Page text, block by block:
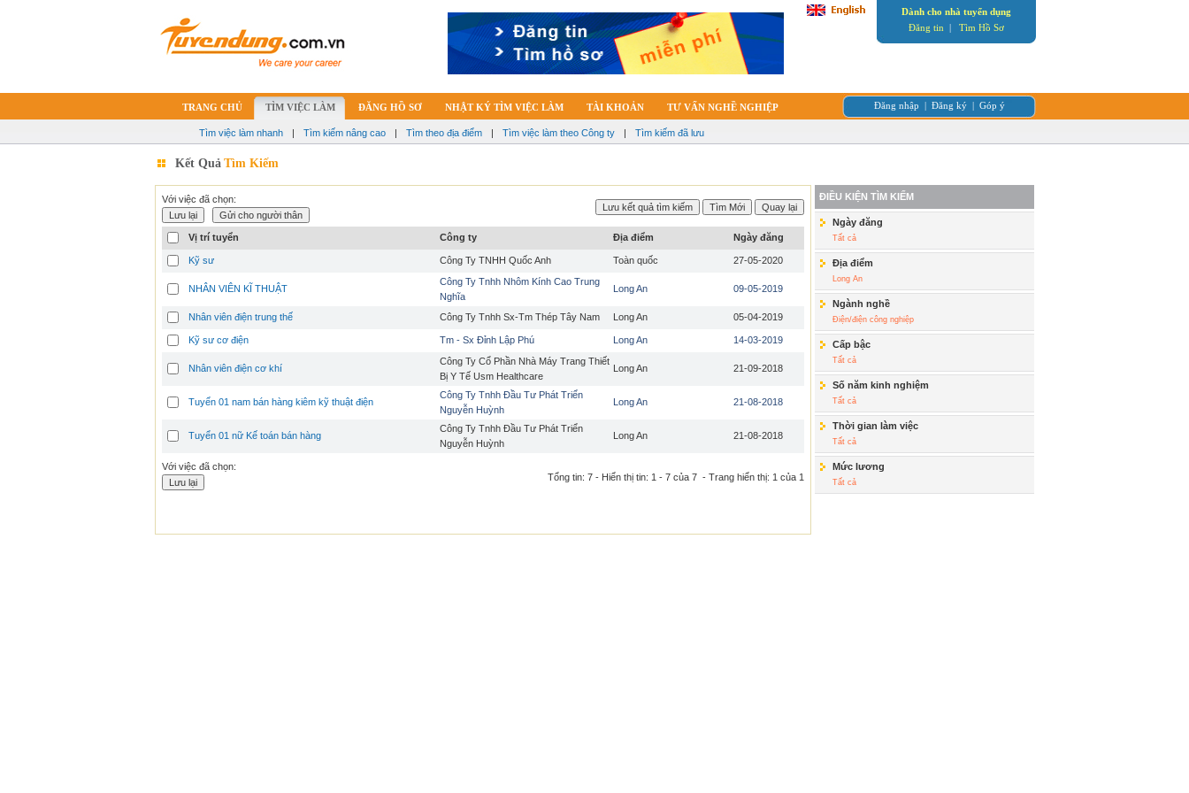
Dành cho nhà tuyển dụng
Đăng tin | Tìm Hồ Sơ
TRANG CHỦ TÌM VIỆC LÀM ĐĂNG HỒ SƠ NHẬT KÝ TÌM VIỆC LÀM TÀI KHOẢN TƯ VẤN NGHỀ NGHIỆP Đăng nhập | Đăng ký | Góp ý
Tìm việc làm nhanh | Tìm kiếm nâng cao | Tìm theo địa điểm | Tìm việc làm theo Công ty | Tìm kiếm đã lưu
Kết Quả Tìm Kiếm
Với việc đã chọn:
Vị trí tuyển Công ty Địa điểm Ngày đăng
Kỹ sư Công Ty TNHH Quốc Anh Toàn quốc 27-05-2020
NHÂN VIÊN KĨ THUẬT
Công Ty Tnhh Nhôm Kính Cao Trung
Nghĩa
Long An 09-05-2019
Nhân viên điện trung thế Công Ty Tnhh Sx-Tm Thép Tây Nam Long An 05-04-2019
Kỹ sư cơ điện Tm - Sx Đỉnh Lập Phú Long An 14-03-2019
Nhân viên điện cơ khí
Công Ty Cổ Phần Nhà Máy Trang Thiết
Bị Y Tế Usm Healthcare
Long An 21-09-2018
Tuyển 01 nam bán hàng kiêm kỹ thuật điện
Công Ty Tnhh Đầu Tư Phát Triển
Nguyễn Huỳnh
Long An 21-08-2018
Tuyển 01 nữ Kế toán bán hàng
Công Ty Tnhh Đầu Tư Phát Triển
Nguyễn Huỳnh
Long An 21-08-2018
Với việc đã chọn:
Tổng tin: 7 - Hiển thị tin: 1 - 7 của 7 - Trang hiển thị: 1 của 1
ĐIỀU KIỆN TÌM KIẾM
Ngày đăng
Tất cả
Địa điểm
Long An
Ngành nghề
Điện/điện công nghiệp
Cấp bậc
Tất cả
Số năm kinh nghiệm
Tất cả
Thời gian làm việc
Tất cả
Mức lương
Tất cả